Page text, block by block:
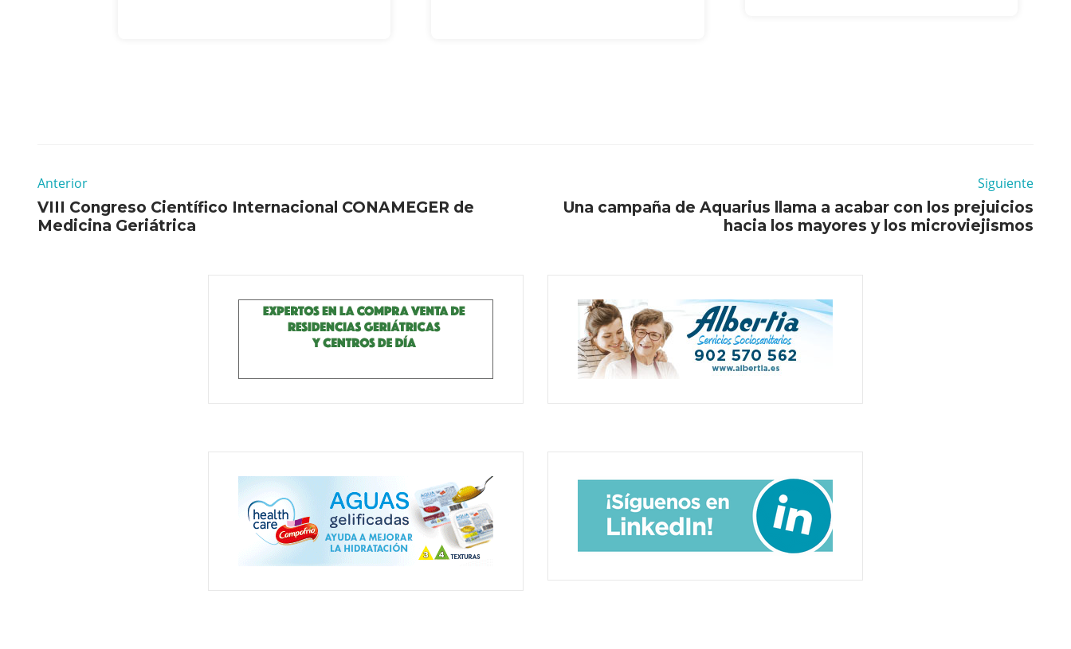
Anterior
VIII Congreso Científico Internacional CONAMEGER de
Medicina Geriátrica
Siguiente
Una campaña de Aquarius llama a acabar con los prejuicios
hacia los mayores y los microviejismos